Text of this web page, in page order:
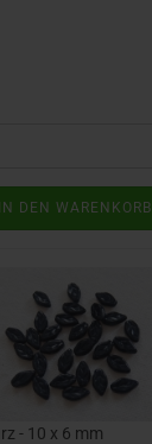
IN DEN WARENKORB
- 10 x 6 mm